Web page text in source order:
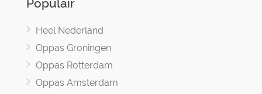
Populair
Heel Nederland
Oppas Groningen
Oppas Rotterdam
Oppas Amsterdam